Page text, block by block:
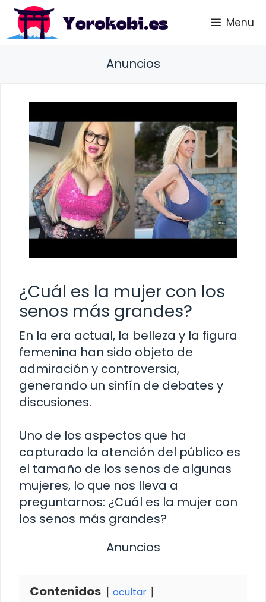
Saltar
contenido
Menu
Anuncios
¿Cuál es la mujer con los
senos más grandes?
En la era actual, la belleza y la figura
femenina han sido objeto de
admiración y controversia,
generando un sinfín de debates y
discusiones.
Uno de los aspectos que ha
capturado la atención del público es
el tamaño de los senos de algunas
mujeres, lo que nos lleva a
preguntarnos: ¿Cuál es la mujer con
los senos más grandes?
Anuncios
Contenidos ocultar